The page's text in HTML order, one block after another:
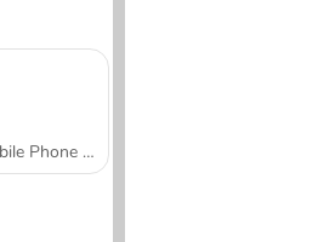
Mobile Phone Case Design & DIY